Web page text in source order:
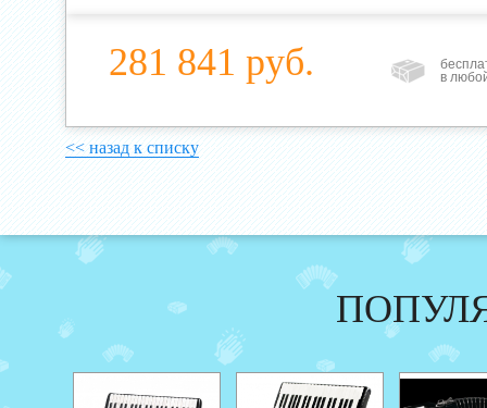
281 841 руб.
в
<< назад к списку